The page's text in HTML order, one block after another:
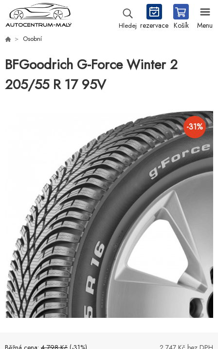
Hledej rezervace Košík Menu
Osobní
BFGoodrich G-Force Winter 2
205/55 R 17 95V
-31%